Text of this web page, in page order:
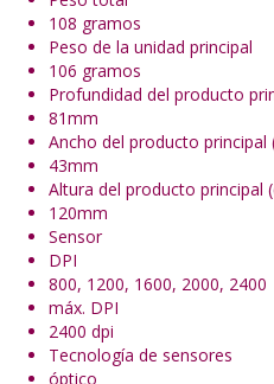
108 gramos
Peso de la unidad principal
106 gramos
Profundidad del producto
81mm
Ancho del producto principal
43mm
Altura del producto principal
120mm
Sensor
DPI
800, 1200, 1600, 2000, 2400
máx. DPI
2400 dpi
Tecnología de sensores
óptico